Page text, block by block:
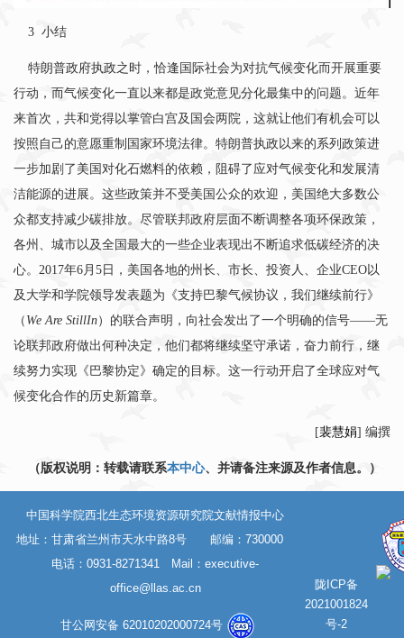
3 小结
特朗普政府执政之时，恰逢国际社会为对抗气候变化而开展重要
行动，而气候变化一直以来都是政党意见分化最集中的问题。近年
来首次，共和党得以掌管白宫及国会两院，这就让他们有机会可以
按照自己的意愿重制国家环境法律。特朗普执政以来的系列政策进
一步加剧了美国对化石燃料的依赖，阻碍了应对气候变化和发展清
洁能源的进展。这些政策并不受美国公众的欢迎，美国绝大多数公
众都支持减少碳排放。尽管联邦政府层面不断调整各项环保政策，
各州、城市以及全国最大的一些企业表现出不断追求低碳经济的决
心。 2017年6月5日，美国各地的州长、市长、投资人、企业CEO以
及大学和学院领导发表题为《支持巴黎气候协议，我们继续前行》
（We Are StillIn）的联合声明，向社会发出了一个明确的信号——无
论联邦政府做出何种决定，他们都将继续坚守承诺，奋力前行，继
续努力实现《巴黎协定》确定的目标。这一行动开启了全球应对气
候变化合作的历史新篇章。
[裴慧娟] 编撰
（版权说明：转载请联系本中心、并请备注来源及作者信息。）
中国科学院西北生态环境资源研究院文献情报中心
地址：甘肃省兰州市天水中路8号 邮编：730000
电话：0931-8271341 Mail： executive-
office@llas.ac.cn
甘公网安备 62010202000724号
陇ICP备
2021001824
号-2